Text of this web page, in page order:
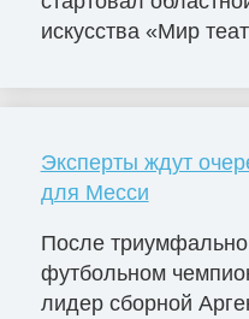
искусства «Мир
Эксперты ждут
для Месси
После
футбольном
лидер сборной